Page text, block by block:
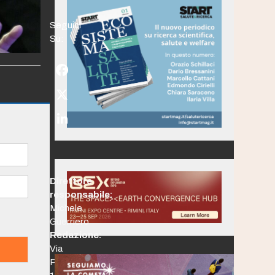
Seguici
Su:
Facebook
Twitter
(deprecated)
LinkedIn
Direttore
responsabile:
Michele
Guerriero
Redazione:
Via
Po,